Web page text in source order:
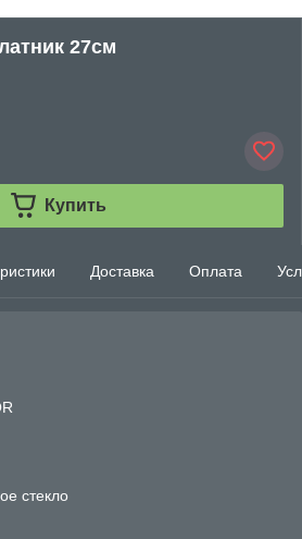
27см
Купить
Доставка Оплата
стекло